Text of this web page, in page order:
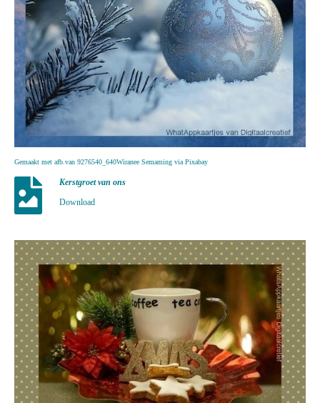
Gemaakt met afb.van 9276540_640Wiranee Semaming via Pixabay
Kerstgroet van ons
Download